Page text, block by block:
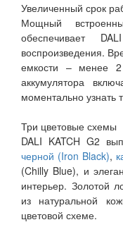
Увеличенный срок
Мощный
обеспечивает
воспроизведения.
емкости – менее 2
аккумулятора
моментально узнать
Три цветовые схемы
DALI KATCH G2
черной (Iron Black),
(Chilly Blue), и
интерьер. Золотой
из натуральной
цветовой схеме.